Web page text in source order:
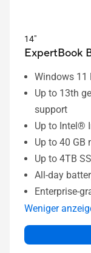
14"
ExpertBook
Windows 11
Up to 13th
support
Up to Intel®
Up to 40 GB
Up to 4TB
All-day
Enterprise-
Weniger